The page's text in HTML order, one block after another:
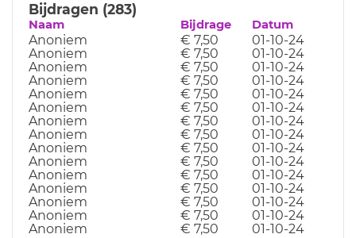
Bijdragen (283)
Naam Bijdrage Datum
Anoniem € 7,50
01-10-24
Anoniem
€ 7,50
01-10-24
Anoniem
€ 7,50
01-10-24
Anoniem
€ 7,50
01-10-24
Anoniem
€ 7,50
01-10-24
Anoniem
€ 7,50
01-10-24
Anoniem
€ 7,50
01-10-24
Anoniem
€ 7,50
01-10-24
Anoniem
€ 7,50
01-10-24
Anoniem
€ 7,50
01-10-24
Anoniem
€ 7,50
01-10-24
Anoniem
€ 7,50
01-10-24
Anoniem
€ 7,50
01-10-24
Anoniem
€ 7,50
01-10-24
Anoniem
€ 7,50 01-10-24